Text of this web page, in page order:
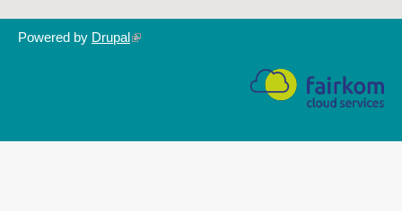
Powered by Drupal(link